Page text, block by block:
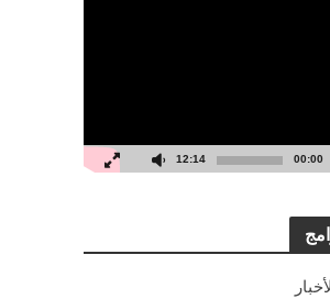
00:00
12:14